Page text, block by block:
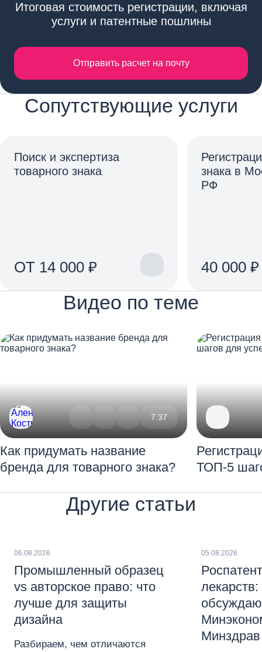
Итоговая стоимость регистрации, включая
услуги и патентные пошлины
Отправить расчет на почту
Сопутствующие услуги
Поиск и экспертиза
товарного знака
ОТ 14 000 ₽
знака в
РФ
40 000 ₽
Видео по теме
7:37
Как придумать название
бренда для товарного знака?
ТОП-5
Другие статьи
06.08.2026
Промышленный образец
vs авторское право: что
лучше для защиты
дизайна
Разбираем, чем отличаются
05.08.2026
лекарств:
Минздрав